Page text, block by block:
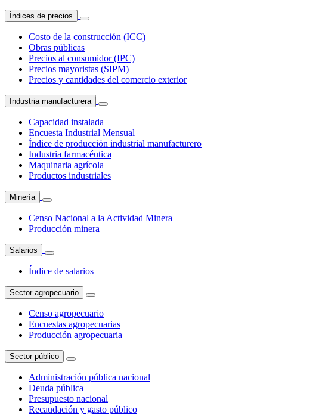
Índices de precios
Costo de la construcción (ICC)
Obras públicas
Precios al consumidor (IPC)
Precios mayoristas (SIPM)
Precios y cantidades del comercio exterior
Industria manufacturera
Capacidad instalada
Encuesta Industrial Mensual
Índice de producción industrial manufacturero
Industria farmacéutica
Maquinaria agrícola
Productos industriales
Minería
Censo Nacional a la Actividad Minera
Producción minera
Salarios
Índice de salarios
Sector agropecuario
Censo agropecuario
Encuestas agropecuarias
Producción agropecuaria
Sector público
Administración pública nacional
Deuda pública
Presupuesto nacional
Recaudación y gasto público